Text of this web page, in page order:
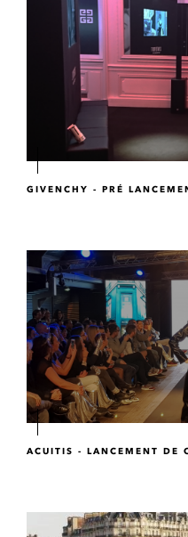
GIVENCHY - PRÉ
ACUITIS - LANCEMENT DE